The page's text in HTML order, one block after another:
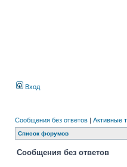
Вход
Сообщения без ответов | Активные
Список форумов
Сообщения без ответов